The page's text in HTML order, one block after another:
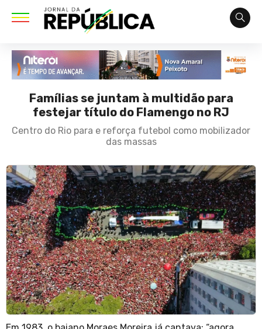
Famílias se juntam à multidão para
festejar título do Flamengo no RJ
Centro do Rio para e reforça futebol como mobilizador
das massas